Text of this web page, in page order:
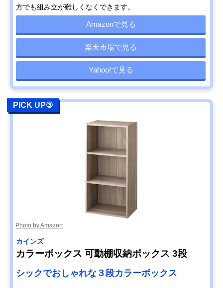
方でも組み立が難しくなくできます。
Amazonで見る
楽天市場で見る
Yahoo!で見る
PICK UP③
Photo by Amazon
カインズ
カラーボックス 可動棚収納ボックス 3段
シックでおしゃれな３段カラーボックス